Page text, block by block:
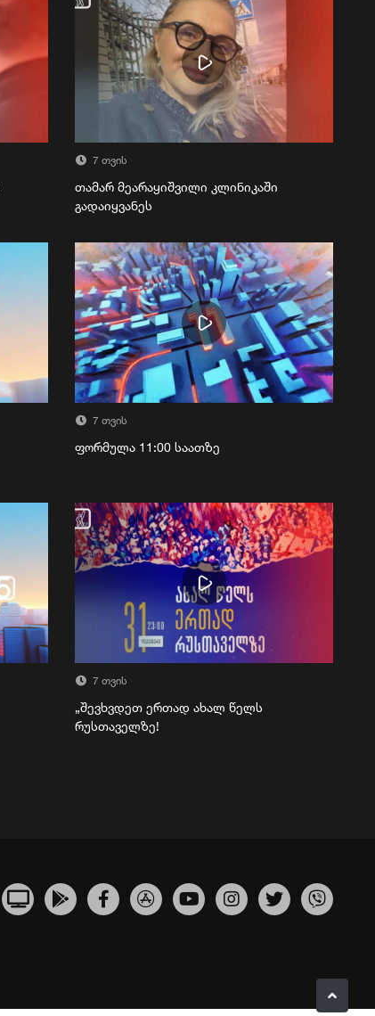
7 თვის
თამარ მეარაყიშვილი კლინიკაში
გადაიყვანეს
7 თვის
ფორმულა 11:00 საათზე
7 თვის
„შევხვდეთ ერთად ახალ წელს
რუსთაველზე!